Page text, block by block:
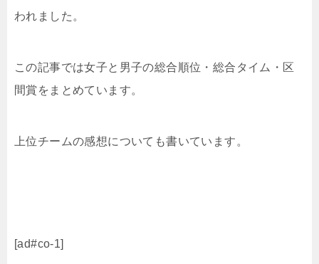
われました。
この記事では女子と男子の総合順位・総合タイム・区
間賞をまとめています。
上位チームの感想についても書いています。
[ad#co-1]